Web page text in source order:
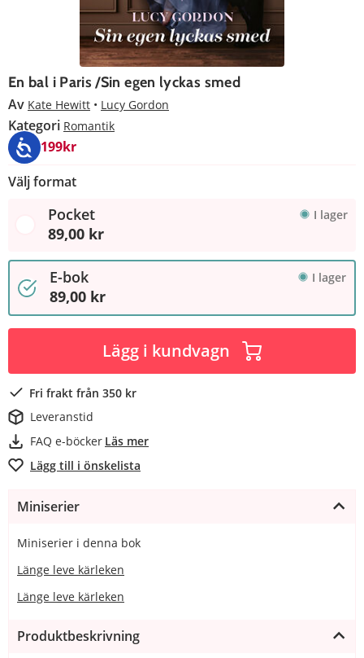
En bal i Paris /Sin egen lyckas smed
Av Kate Hewitt Lucy Gordon
Kategori Romantik
4 för 199kr
Välj format
Pocket I lager
89,00 kr
E-bok I lager
89,00 kr
Lägg i kundvagn
Fri frakt från 350 kr
Leveranstid
FAQ e-böcker Läs mer
Lägg till i önskelista
Miniserier
Miniserier i denna bok
Länge leve kärleken
Länge leve kärleken
Produktbeskrivning